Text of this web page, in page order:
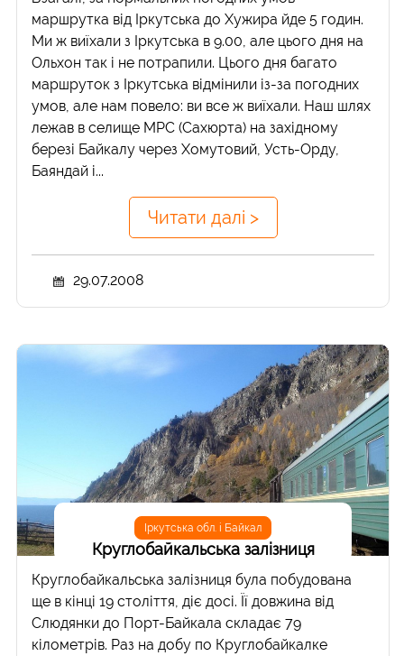
маршрутка від Іркутська до Хужира йде 5 годин.
Ми ж виїхали з Іркутська в 9.00, але цього дня на
Ольхон так і не потрапили. Цього дня багато
маршруток з Іркутська відмінили із-за погодних
умов, але нам повело: ви все ж виїхали. Наш шлях
лежав в селище МРС (Сахюрта) на західному
березі Байкалу через Хомутовий, Усть-Орду,
Баяндай і...
Читати далі >
29.07.2008
Іркутська обл. і Байкал
Круглобайкальська залізниця
Круглобайкальська залізниця була побудована
ще в кінці 19 століття, діє досі. Її довжина від
Слюдянки до Порт-Байкала складає 79
кілометрів. Раз на добу по Круглобайкалке